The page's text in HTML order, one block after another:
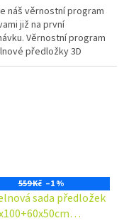
náš věrnostní program
již na první
Věrnostní program
předložky 3D
svým fototiskem,
559 Kč –1 %
sada předložek